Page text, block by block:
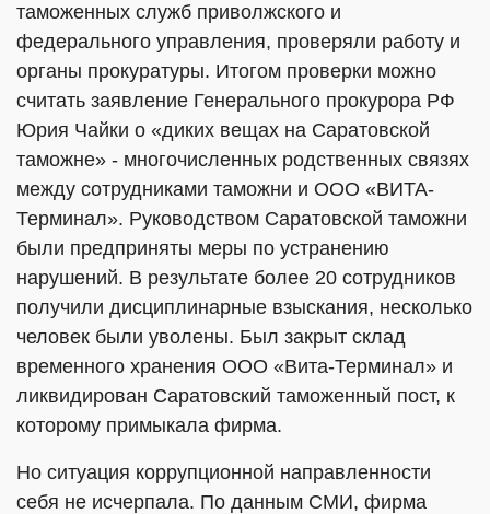
таможенных служб приволжского и
федерального управления, проверяли работу и
органы прокуратуры. Итогом проверки можно
считать заявление Генерального прокурора РФ
Юрия Чайки о «диких вещах на Саратовской
таможне» - многочисленных родственных связях
между сотрудниками таможни и ООО «ВИТА-
Терминал». Руководством Саратовской таможни
были предприняты меры по устранению
нарушений. В результате более 20 сотрудников
получили дисциплинарные взыскания, несколько
человек были уволены. Был закрыт склад
временного хранения ООО «Вита-Терминал» и
ликвидирован Саратовский таможенный пост, к
которому примыкала фирма.
Но ситуация коррупционной направленности
себя не исчерпала. По данным СМИ, фирма